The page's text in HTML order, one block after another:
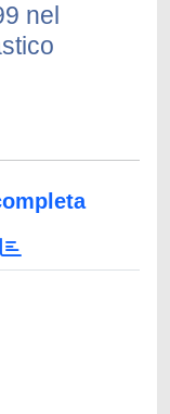
nel